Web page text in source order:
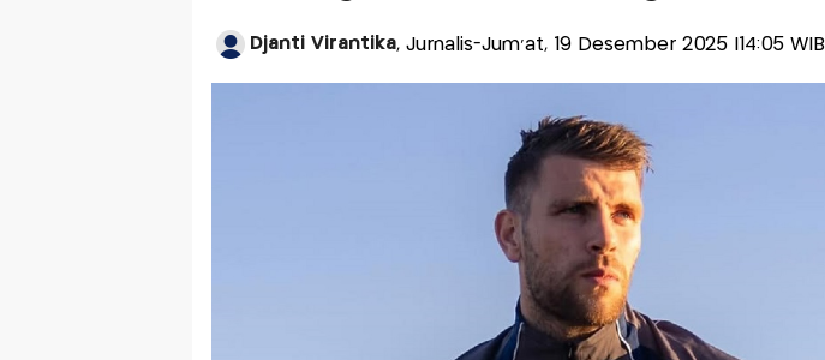
Djanti Virantika, Jurnalis-Jum'at, 19 Desember 2025 |14:05 WIB